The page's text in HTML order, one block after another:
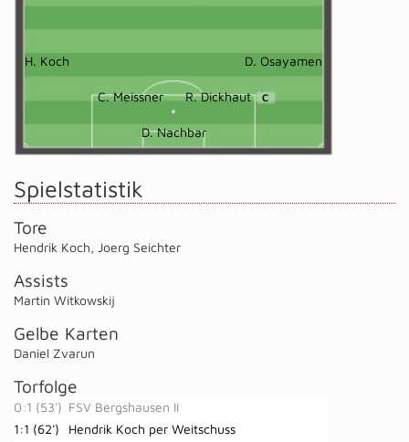
H. Koch D. Osayamen
C. Meissner R. Dickhaut C
D. Nachbar
Spielstatistik
Tore
Hendrik Koch, Joerg Seichter
Assists
Martin Witkowskij
Gelbe Karten
Daniel Zvarun
Torfolge
0:1 (53') FSV Bergshausen II
1:1 (62')
Hendrik Koch per Weitschuss